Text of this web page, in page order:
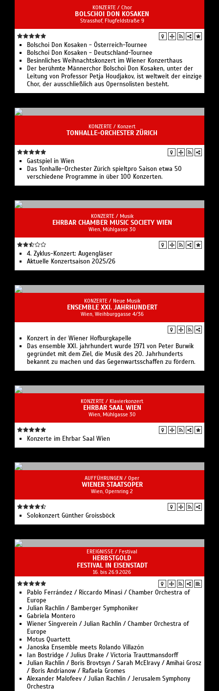
KONZERTE / Chor
BOLSCHOI DON KOSAKEN
Strasshof, Flugfeldstraße 9
Bolschoi Don Kosaken - Österreich-Tournee
Bolschoi Don Kosaken - Deutschland-Tournee
Besinnliches Weihnachtskonzert im Wiener Konzerthaus
Der berühmte Männerchor Bolschoi Don Kosaken, unter der
Leitung von Professor Petja Houdjakov, ist weltweit der einzige
Chor, der ausschließlich aus Opernsolisten besteht.
KONZERTE / Konzert
TONHALLE-ORCHESTER ZÜRICH
Gastspiel in Wien
Das Tonhalle-Orchester Zürich spieltpro Saison etwa 50
verschiedene Programme in über 100 Konzerten.
KONZERTE / Musik
EHRBAR CHAMBER MUSIC SOCIETY WIEN
Wien, Mühlgasse 30
4. Zyklus-Konzert: Augengläser
Aktuelle Konzertsaison 2025/26
KONZERTE / Neue Musik
ENSEMBLE XXI. JAHRHUNDERT​
Wien, Weihburggasse 4/36
Konzert in der Wiener Hofburgkapelle
Das ensemble XXI. jahrhundert wurde 1971 von Peter Burwik
gegründet mit dem Ziel, die Musik des 20. Jahr­hunderts
bekannt zu machen und das Gegenwarts­schaffen zu fördern.
KONZERTE / Klavierkonzert
EHRBAR SAAL WIEN
Wien, Mühlgasse 30
Konzerte im Ehrbar Saal Wien
AUFFÜHRUNGEN / Oper
WIENER STAATSOPER
Wien, Opernring 2
Solo­konzert Günther Groissböck
EREIGNISSE / Festival
HERBSTGOLD
FESTIVAL IN EISENSTADT
16. bis 26.9.2026
Pablo Ferrández / Riccardo Minasi / Chamber Orchestra of
Europe
Julian Rachlin / Bamberger Symphoniker
Gabriela Montero
Wiener Singverein / Julian Rachlin / Chamber Orchestra of
Europe
Motus Quartett
Janoska Ensemble meets Rolando Villazón
Ian Bostridge / Julius Drake / Victoria Trauttmansdorff
Julian Rachlin / Boris Brovtsyn / Sarah McElravy / Amihai Grosz
/ Boris Andrianow / Rafaela Gromes
Alexander Malofeev / Julian Rachlin / Jerusalem Symphony
Orchestra